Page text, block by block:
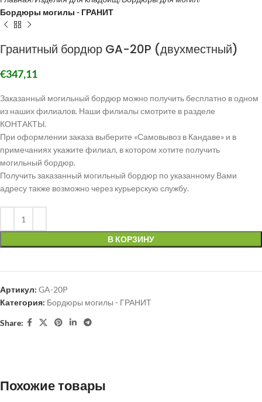
Бордюры могилы - ГРАНИТ
Гранитный бордюр GA-20P (двухместный)
€347,11
Заказанный могильный бордюр можно получить бесплатно в одном
из наших филиалов. Наши филиалы смотрите в разделе
КОНТАКТЫ.
При оформлении заказа выберите «Самовывоз в Кандаве» и в
примечаниях укажите филиал, в котором хотите получить
могильный бордюр.
Получить заказанный могильный бордюр по указанному Вами
адресу также возможно через курьерскую службу.
В КОРЗИНУ
Артикул: GA-20P
Категория: Бордюры могилы - ГРАНИТ
Share:
Похожие товары